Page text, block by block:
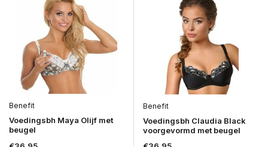
Benefit
Voedingsbh Maya Olijf met
beugel
Benefit
Voedingsbh Claudia Black
voorgevormd met beugel